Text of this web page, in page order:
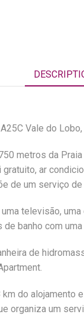
Vale do
metros da
ar
de um serviço de
televisão,
banho com
de
do alojamento
organiza um